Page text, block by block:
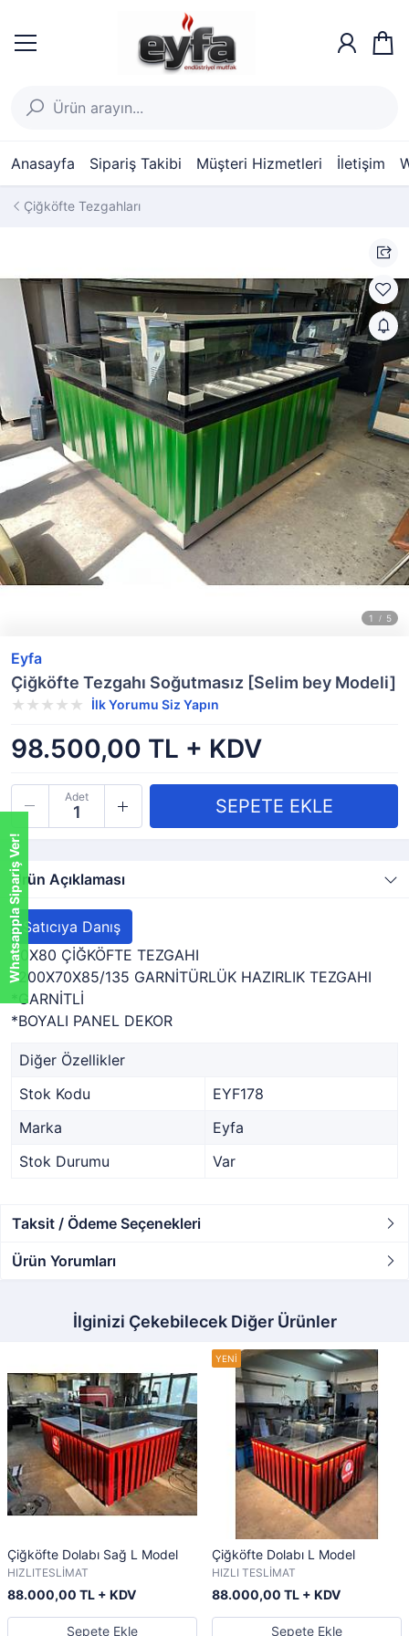
Anasayfa Sipariş Takibi Müşteri Hizmetleri İletişim
Çiğköfte Tezgahları
Eyfa
Çiğköfte Tezgahı Soğutmasız [Selim bey Modeli]
İlk Yorumu Siz Yapın
98.500,00 TL + KDV
Adet
Ürün Açıklaması
Satıcıya Danış
80X80 ÇİĞKÖFTE TEZGAHI
*200X70X85/135 GARNİTÜRLÜK HAZIRLIK TEZGAHI
*GARNİTLİ
*BOYALI PANEL DEKOR
Diğer Özellikler
Stok Kodu
EYF178
Marka
Eyfa
Stok Durumu
Var
Taksit / Ödeme Seçenekleri
Ürün Yorumları
İlginizi Çekebilecek Diğer Ürünler
Çiğköfte Dolabı Sağ L Model
HIZLITESLİMAT
88.000,00 TL + KDV
Sepete Ekle
Çiğköfte Dolabı L Model
HIZLI TESLİMAT
88.000,00 TL + KDV
Sepete Ekle
Whatsappla Sipariş Ver!